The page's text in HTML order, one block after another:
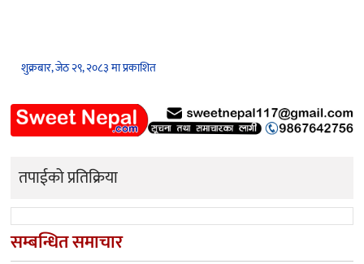
शुक्रबार, जेठ २९, २०८३ मा प्रकाशित
तपाईको प्रतिक्रिया
सम्बन्धित समाचार